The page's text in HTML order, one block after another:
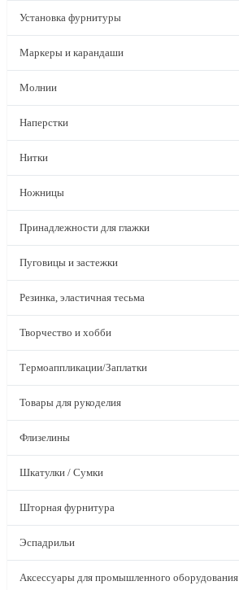
Установка фурнитуры
Маркеры и карандаши
Молнии
Наперстки
Нитки
Ножницы
Принадлежности для глажки
Пуговицы и застежки
Резинка, эластичная тесьма
Творчество и хобби
Термоаппликации/Заплатки
Товары для рукоделия
Флизелины
Шкатулки / Сумки
Шторная фурнитура
Эспадрильи
Аксессуары для промышленного оборудования